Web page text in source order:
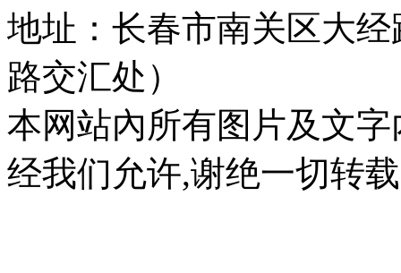
地址：长春市南关区大
路交汇处）
本网站內所有图片及文
经我们允许,谢绝一切转载